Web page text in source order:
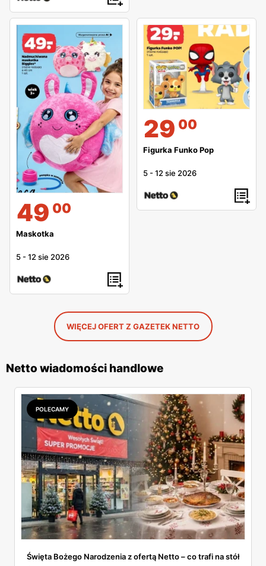
49 00
Maskotka
5 -12 sie 2026
29 00
Figurka Funko Pop
5 -12 sie 2026
WIĘCEJ OFERT Z GAZETEK NETTO
Netto wiadomości handlowe
POLECAMY
Święta Bożego Narodzenia z ofertą Netto – co trafi na stół